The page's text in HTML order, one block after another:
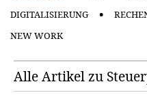
DIGITALISIERUNG
NEW WORK
Alle Artikel zu